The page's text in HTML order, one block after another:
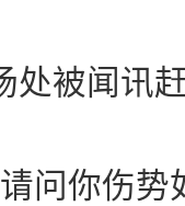
被闻讯赶
你伤势